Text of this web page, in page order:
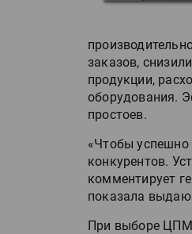
заказов,
продукции,
оборудования.
простоев.
«Чтобы успешно
конкурентов.
комментирует
показала
При выборе ЦПМ